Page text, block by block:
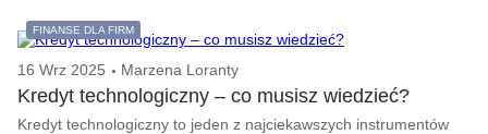
FINANSE DLA FIRM
16 Wrz 2025 Marzena Loranty
Kredyt technologiczny – co musisz wiedzieć?
Kredyt technologiczny to jeden z najciekawszych instrumentów